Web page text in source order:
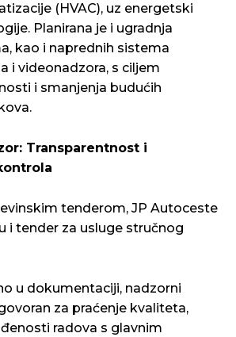
(HVAC), uz energetski
Planirana je i ugradnja
kao i naprednih sistema
i videonadzora, s ciljem
i smanjenja budućih
Transparentnost i
tenderom, JP Autoceste
i tender za usluge stručnog
u dokumentaciji, nadzorni
za praćenje kvaliteta,
radova s glavnim